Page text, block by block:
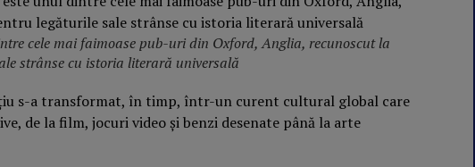
cele mai faimoase pub-uri din Oxford, Anglia, recunoscut la
strânse cu istoria literară universală
s-a transformat, în timp, într-un curent cultural global care
de la film, jocuri video și benzi desenate până la arte